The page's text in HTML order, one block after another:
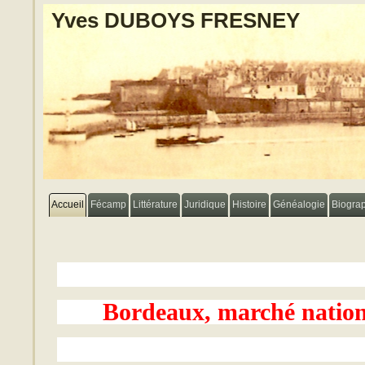
Yves DUBOYS FRESNEY
Accueil Fécamp Littérature Juridique Histoire Généalogie
Bordeaux, marché